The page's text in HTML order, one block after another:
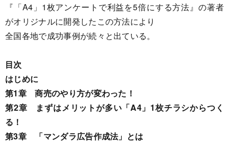
『「A4」1枚アンケートで利益を5倍にする方法』の著者
がオリジナルに開発したこの方法により
全国各地で成功事例が続々と出ている。
目次
はじめに
第1章 商売のやり方が変わった！
第2章 まずはメリットが多い「A4」1枚チラシからつく
る！
第3章 「マンダラ広告作成法」とは